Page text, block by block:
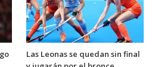
Las Leonas se quedan sin final